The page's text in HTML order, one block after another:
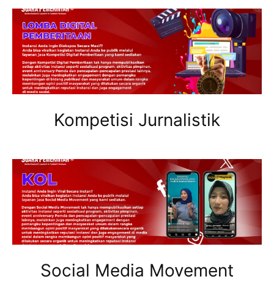
Kompetisi Jurnalistik
Social Media Movement